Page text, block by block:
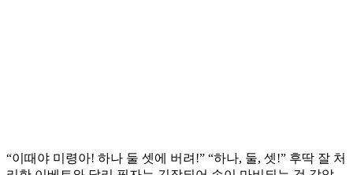
“이때야 미령아! 하나 둘 셋에 버려!” “하나, 둘, 셋!” 후딱 잘 처